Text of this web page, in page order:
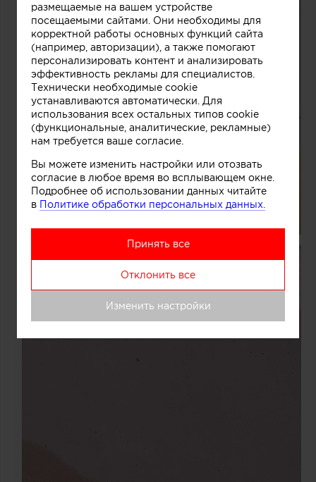
размещаемые на вашем устройстве
посещаемыми сайтами. Они необходимы для
корректной работы основных функций сайта
(например, авторизации), а также помогают
персонализировать контент и анализировать
эффективность рекламы для специалистов.
Технически необходимые cookie
устанавливаются автоматически. Для
использования всех остальных типов cookie
(функциональные, аналитические, рекламные)
нам требуется ваше согласие.
Вы можете изменить настройки или отозвать
согласие в любое время во всплывающем окне.
Подробнее об использовании данных читайте
в Политике обработки персональных данных.
Принять все
Отклонить все
Изменить настройки